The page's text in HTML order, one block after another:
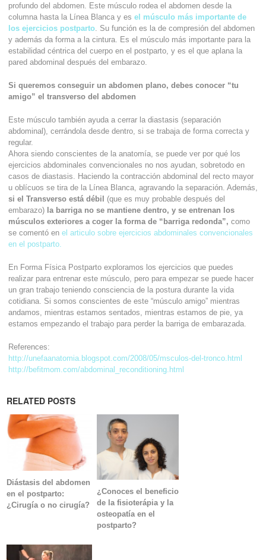
profundo del abdomen. Este músculo rodea el abdomen desde la
columna hasta la Línea Blanca y esel músculo más importante de
los ejercicios postparto. Su función es la de compresión del abdomen
y además da forma a la cintura. Es el músculo más importante para la
estabilidad céntrica del cuerpo en el postparto, y es el que aplana la
pared abdominal después del embarazo.
Si queremos conseguir un abdomen plano, debes conocer “tu
amigo” el transverso del abdomen
Este músculo también ayuda a cerrar la diastasis (separación
abdominal), cerrándola desde dentro, si se trabaja de forma correcta y
regular.
Ahora siendo conscientes de la anatomía, se puede ver por qué los
ejercicios abdominales convencionales no nos ayudan, sobretodo en
casos de diastasis. Haciendo la contracción abdominal del recto mayor
u oblícuos se tira de la Línea Blanca, agravando la separación. Además,
si el Transverso está débil
(que es muy probable después del
embarazo) la barriga no se mantiene dentro, y se entrenan los
músculos exteriores a coger la forma de “barriga redonda”,como
se comentó enel articulo sobre ejercicios abdominales convencionales
en el postparto.
En Forma Física Postparto exploramos los ejercicios que puedes
realizar para entrenar este músculo, pero para empezar se puede hacer
un gran trabajo teniendo consciencia de la postura durante la vida
cotidiana. Si somos conscientes de este “músculo amigo” mientras
andamos, mientras estamos sentados, mientras estamos de pie, ya
estamos empezando el trabajo para perder la barriga de embarazada.
References:
http://unefaanatomia.blogspot.com/2008/05/msculos-del-tronco.html
http://befitmom.com/abdominal_reconditioning.html
RELATED POSTS
Diástasis del abdomen
en el postparto:
¿Cirugía o no cirugía?
¿Conoces el beneficio
de la fisioterápia y la
osteopatía en el
postparto?